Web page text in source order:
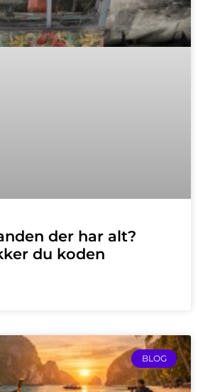
der har alt?
du koden
BLOG